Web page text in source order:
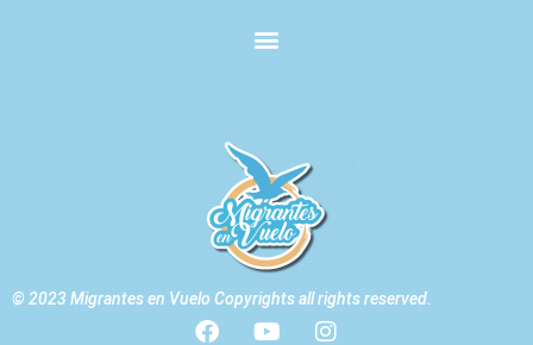
© 2023 Migrantes en Vuelo Copyrights all rights reserved.